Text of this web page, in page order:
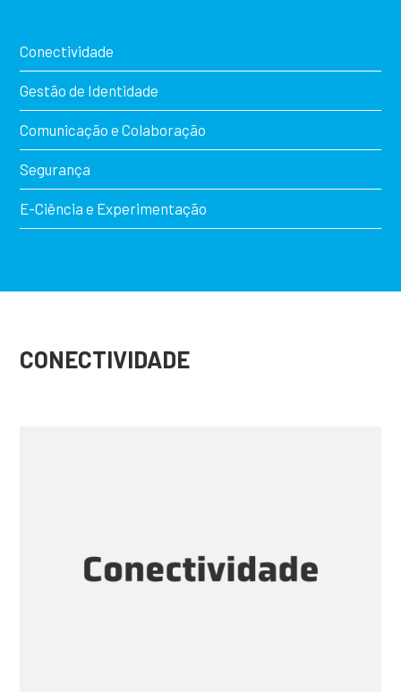
Conectividade
Gestão de Identidade
Comunicação e Colaboração
Segurança
E-Ciência e Experimentação
CONECTIVIDADE